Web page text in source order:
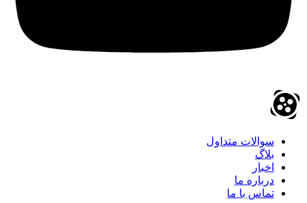
سوالات متداول
بلاگ
اخبار
درباره ما
تماس با ما